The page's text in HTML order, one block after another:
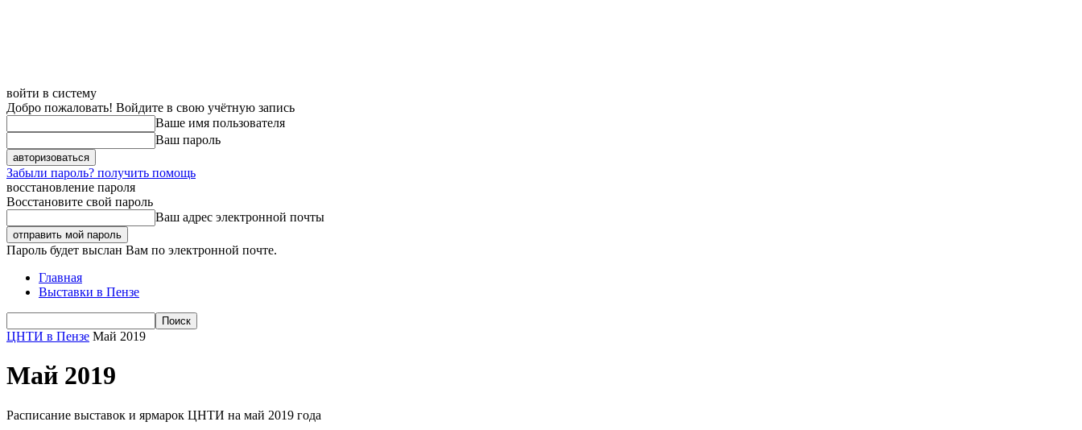
войти в систему
Добро пожаловать! Войдите в свою учётную запись
Ваше имя пользователя
Ваш пароль
Забыли пароль? получить помощь
восстановление пароля
Восстановите свой пароль
Ваш адрес электронной почты
Пароль будет выслан Вам по электронной почте.
Главная
Выставки в Пензе
ЦНТИ в Пензе Май 2019
Май 2019
Расписание выставок и ярмарок ЦНТИ на май 2019 года